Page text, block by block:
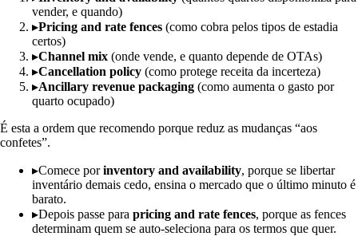
vender, e quando)
▸Pricing and rate fences (como cobra pelos tipos de estadia
certos)
▸Channel mix (onde vende, e quanto depende de OTAs)
▸Cancellation policy (como protege receita da incerteza)
▸Ancillary revenue packaging (como aumenta o gasto por
quarto ocupado)
É esta a ordem que recomendo porque reduz as mudanças “aos
confetes”.
▸Comece porinventory and availability, porque se libertar
inventário demais cedo, ensina o mercado que o último minuto é
barato.
▸Depois passe para pricing and rate fences, porque as fences
determinam quem se auto-seleciona para os termos que quer.